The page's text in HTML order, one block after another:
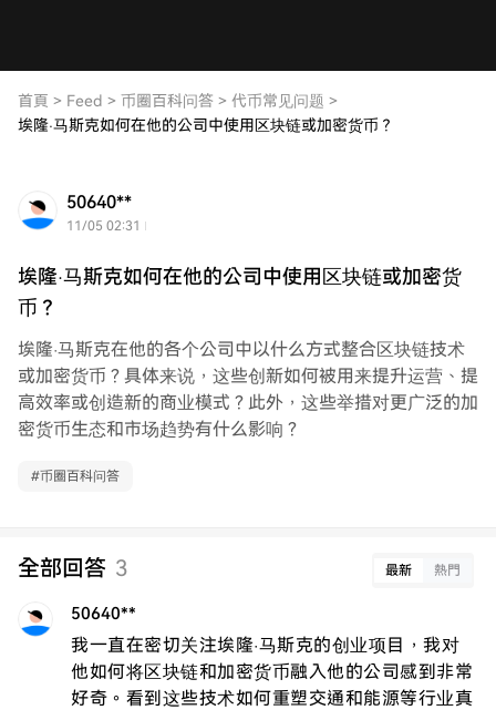
首頁 > Feed > 币圈百科问答 > 代币常见问题 >
埃隆·马斯克如何在他的公司中使用区块链或加密货币？
50640**
11/05 02:31
埃隆·马斯克如何在他的公司中使用区块链或加密货
币？
埃隆·马斯克在他的各个公司中以什么方式整合区块链技术
或加密货币？具体来说，这些创新如何被用来提升运营、提
高效率或创造新的商业模式？此外，这些举措对更广泛的加
密货币生态和市场趋势有什么影响？
#币圈百科问答
全部回答 3 最新 熱門
50640**
我一直在密切关注埃隆·马斯克的创业项目，我对
他如何将区块链和加密货币融入他的公司感到非常
好奇。看到这些技术如何重塑交通和能源等行业真